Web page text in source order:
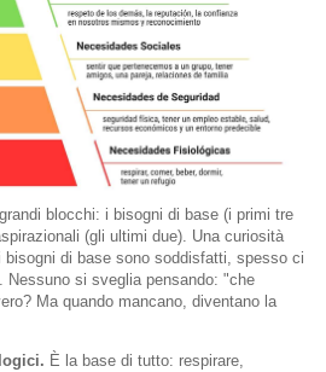
blocchi: i bisogni di base (i primi tre
(gli ultimi due). Una curiosità
bisogni di base sono soddisfatti, spesso ci
Nessuno si sveglia pensando: "che
Ma quando mancano, diventano la
È la base di tutto: respirare,